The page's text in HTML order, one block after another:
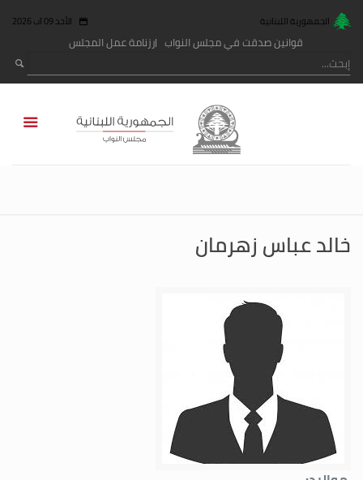
الجمهورية اللبنانية الأحد 09 آب 2026
قوانين صدقت في مجلس النواب رزنامة عمل المجلس
خالد عباس زهرمان